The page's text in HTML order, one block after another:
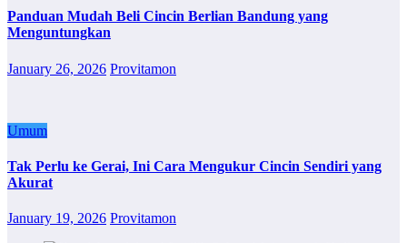
Panduan Mudah Beli Cincin Berlian Bandung yang
Menguntungkan
January 26, 2026 Provitamon
Umum
Tak Perlu ke Gerai, Ini Cara Mengukur Cincin Sendiri yang
Akurat
January 19, 2026 Provitamon